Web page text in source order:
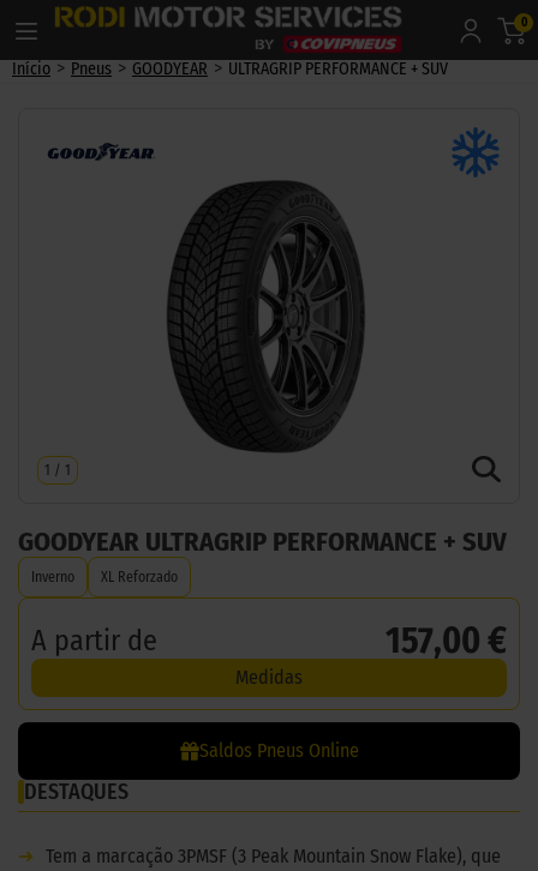
0
Início > Pneus > GOODYEAR > ULTRAGRIP PERFORMANCE + SUV
1 / 1
GOODYEAR ULTRAGRIP PERFORMANCE + SUV
Inverno XL Reforzado
A partir de 157,00 €
Medidas
Saldos Pneus Online
DESTAQUES
➜ Tem a marcação 3PMSF (3 Peak Mountain Snow Flake), que